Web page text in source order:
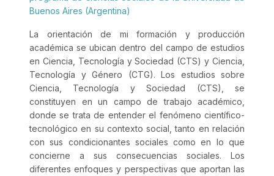
Buenos Aires (Argentina)
La orientación de mi formación y producción
académica se ubican dentro del campo de estudios
en Ciencia, Tecnología y Sociedad (CTS) y Ciencia,
Tecnología y Género (CTG). Los estudios sobre
Ciencia, Tecnología y Sociedad (CTS), se
constituyen en un campo de trabajo académico,
donde se trata de entender el fenómeno científico-
tecnológico en su contexto social, tanto en relación
con sus condicionantes sociales como en lo que
concierne a sus consecuencias sociales. Los
diferentes enfoques y perspectivas que aportan las